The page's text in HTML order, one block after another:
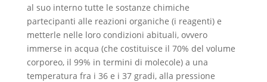
al suo interno tutte le sostanze chimiche
partecipanti alle reazioni organiche (i reagenti) e
metterle nelle loro condizioni abituali, ovvero
immerse in acqua (che costituisce il 70% del volume
corporeo, il 99% in termini di molecole) a una
temperatura fra i 36 e i 37 gradi, alla pressione